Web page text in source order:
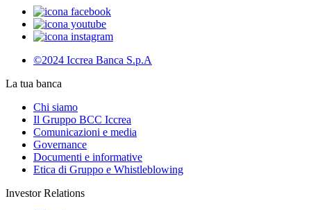
©2024 Iccrea Banca S.p.A
La tua banca
Chi siamo
Il Gruppo BCC Iccrea
Comunicazioni e media
Governance
Documenti e informative
Etica di Gruppo e Whistleblowing
Investor Relations